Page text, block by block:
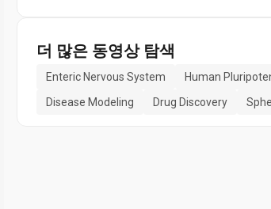
더 많은 동영상 탐색
Enteric Nervous System Human
Disease Modeling
Drug Discovery